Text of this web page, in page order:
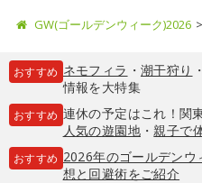
GW(ゴールデンウィーク)2026
おすすめ ネモフィラ ・ 潮干狩り ・
情報を大特集
おすすめ 連休の予定はこれ！関
人気の遊園地・親子で
おすすめ 2026年のゴールデン
想と回避術をご紹介